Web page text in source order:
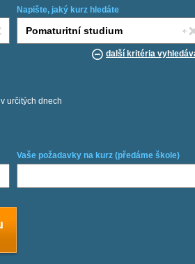
Napište, jaký kurz hledáte
další kritéria
v určitých dnech
Vaše požadavky na kurz (předáme škole)